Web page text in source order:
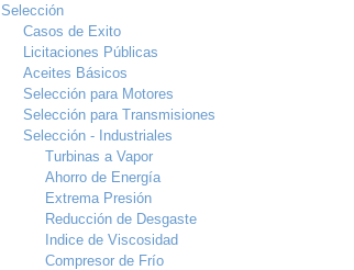
Selección
Casos de Exito
Licitaciones Públicas
Aceites Básicos
Selección para Motores
Selección para Transmisiones
Selección - Industriales
Turbinas a Vapor
Ahorro de Energía
Extrema Presión
Reducción de Desgaste
Indice de Viscosidad
Compresor de Frío